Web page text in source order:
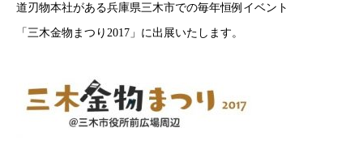
道刃物本社がある兵庫県三木市での毎年恒例イベント
「三木金物まつり2017」に出展いたします。